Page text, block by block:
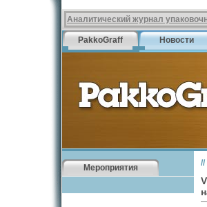
Аналитический журнал
PakkoGraff Новости
Мероприятия //